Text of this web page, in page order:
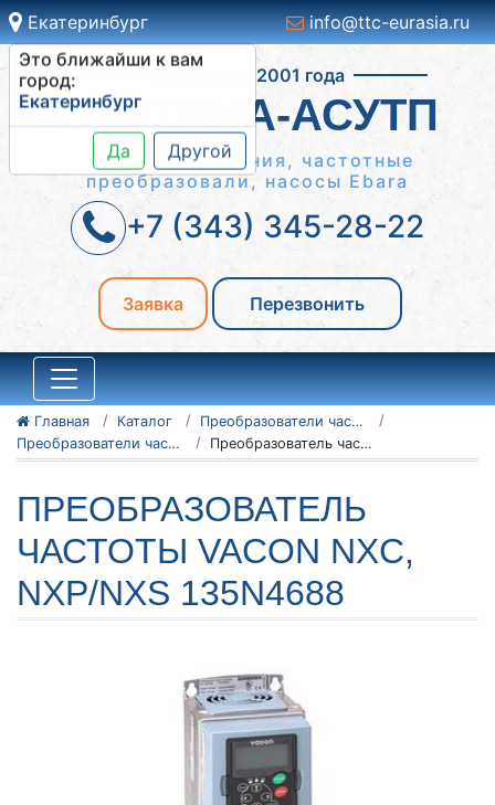
Екатеринбург
Это ближайши к вам
город:
Екатеринбург
Да Другой
info@ttc-eurasia.ru
Работаем с 2001 года
СИСТЕМА-АСУТП
Шкафы управления, частотные
преобразовали, насосы Ebara
+7 (343) 345-28-22
Заявка Перезвонить
Главная Каталог
Преобразователи частоты Vacon
Преобразователи частоты Vacon серии NXC, NXP/NXS
Преобразователь частоты Vacon NXC, NXP/NXS 135N4688
ПРЕОБРАЗОВАТЕЛЬ
ЧАСТОТЫ VACON NXC,
NXP/NXS 135N4688